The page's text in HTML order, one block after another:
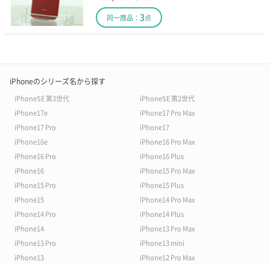
同一商品： 3点
iPhoneのシリーズ名から探す
iPhoneSE 第3世代
iPhoneSE 第2世代
iPhone17e
iPhone17 Pro Max
iPhone17 Pro
iPhone17
iPhone16e
iPhone16 Pro Max
iPhone16 Pro
iPhone16 Plus
iPhone16
iPhone15 Pro Max
iPhone15 Pro
iPhone15 Plus
iPhone15
iPhone14 Pro Max
iPhone14 Pro
iPhone14 Plus
iPhone14
iPhone13 Pro Max
iPhone13 Pro
iPhone13 mini
iPhone13
iPhone12 Pro Max